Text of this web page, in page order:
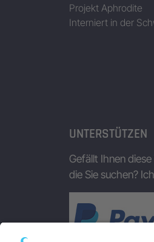
Projekt Aphrodite
Interniert in der
UNTERSTÜTZEN
Gefällt Ihnen
die Sie suchen?